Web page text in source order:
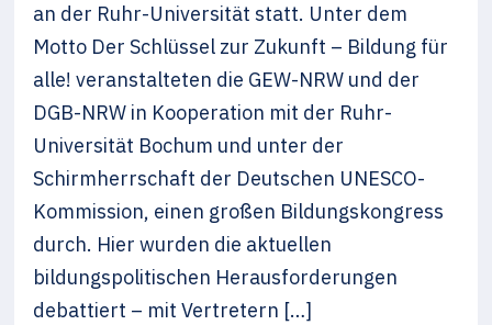
an der Ruhr-Universität statt. Unter dem
Motto Der Schlüssel zur Zukunft – Bildung für
alle! veranstalteten die GEW-NRW und der
DGB-NRW in Kooperation mit der Ruhr-
Universität Bochum und unter der
Schirmherrschaft der Deutschen UNESCO-
Kommission, einen großen Bildungskongress
durch. Hier wurden die aktuellen
bildungspolitischen Herausforderungen
debattiert – mit Vertretern […]